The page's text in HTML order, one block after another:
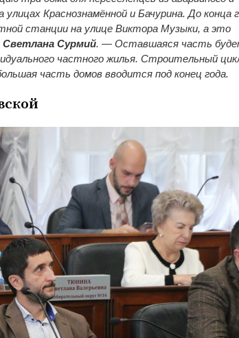
Краснознамённой и Бачурина. До конца
станции на улице Виктора Музыки, а это
Светлана Сурмий. — Оставшаяся часть
частного жилья. Строительный
часть домов вводится под конец года.